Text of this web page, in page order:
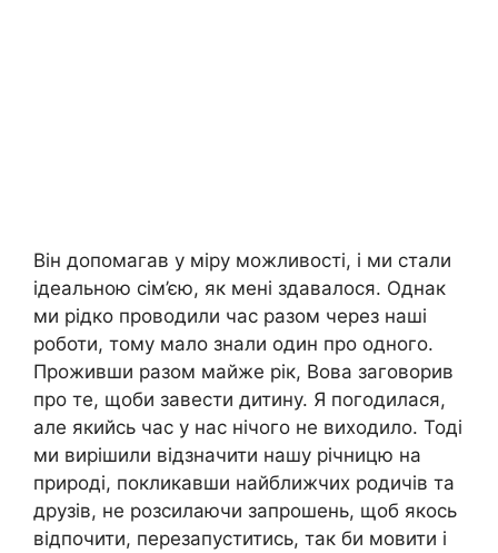
Він допомагав у міру можливості, і ми стали
ідеальною сім’єю, як мені здавалося. Однак
ми рідко проводили час разом через наші
роботи, тому мало знали один про одного.
Проживши разом майже рік, Вова заговорив
про те, щоби завести дитину. Я погодилася,
але якийсь час у нас нічого не виходило. Тоді
ми вирішили відзначити нашу річницю на
природі, покликавши найближчих родичів та
друзів, не розсилаючи запрошень, щоб якось
відпочити, перезапуститись, так би мовити і